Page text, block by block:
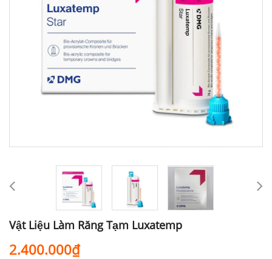
Vật Liệu Làm Răng Tạm Luxatemp
2.400.000₫